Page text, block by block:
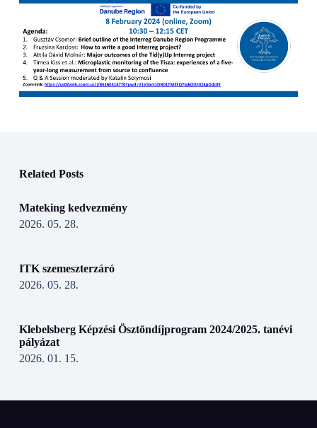
Related Posts
Mateking kedvezmény
2026. 05. 28.
ITK szemeszterzáró
2026. 05. 28.
Klebelsberg Képzési Ösztöndíjprogram 2024/2025. tanévi
pályázat
2026. 01. 15.